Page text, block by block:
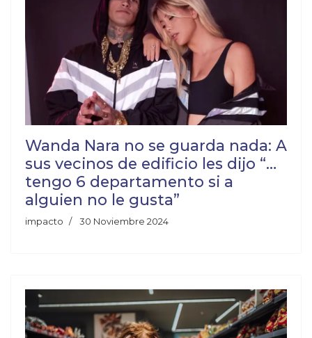
Wanda Nara no se guarda nada: A
sus vecinos de edificio les dijo “…
tengo 6 departamento si a
alguien no le gusta”
impacto 30 Noviembre 2024